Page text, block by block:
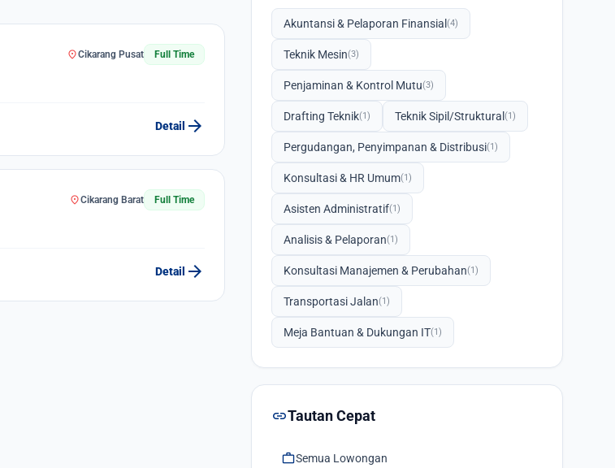
location_onCikarang Pusat Full Time
Detail arrow_forward
location_onCikarang Barat Full Time
Detail arrow_forward
Akuntansi & Pelaporan Finansial (4)
Teknik Mesin(3)
Penjaminan & Kontrol Mutu(3)
Drafting Teknik(1) Teknik Sipil/Struktural (1)
Pergudangan, Penyimpanan & Distribusi(1)
Konsultasi & HR Umum(1)
Asisten Administratif(1)
Analisis & Pelaporan(1)
Konsultasi Manajemen & Perubahan(1)
Transportasi Jalan(1)
Meja Bantuan & Dukungan IT(1)
linkTautan Cepat
workSemua Lowongan